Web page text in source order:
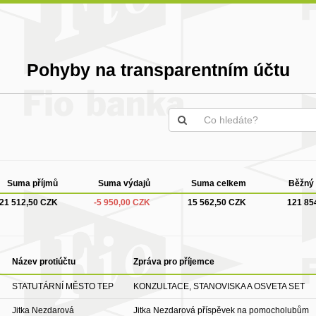
Pohyby na transparentním účtu
Suma příjmů Suma výdajů Suma celkem
Běžný
21 512,50 CZK
-5 950,00 CZK 15 562,50 CZK 121
Název protiúčtu Zpráva pro příjemce
STATUTÁRNÍ MĚSTO TEP KONZULTACE, STANOVISKA A OSVETA SET
Jitka Nezdarová Jitka Nezdarová příspěvek na pomocholubům